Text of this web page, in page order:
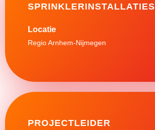
SPRINKLERINSTALLATIES
Regio Arnhem-Nijmegen
PROJECTLEIDER